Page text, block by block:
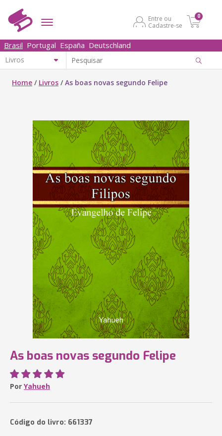
Entre ou
Cadastre-se
0
Brasil Portugal España Deutschland
Home / Livros /As boas novas segundo Felipe
As boas novas segundo Felipe
Por Yahueh
Código do livro: 661337